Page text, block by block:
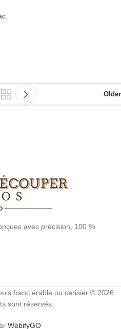
Older
avec précision, 100 %
franc érable ou cerisier © 2026.
sont réservés.
WebifyGO